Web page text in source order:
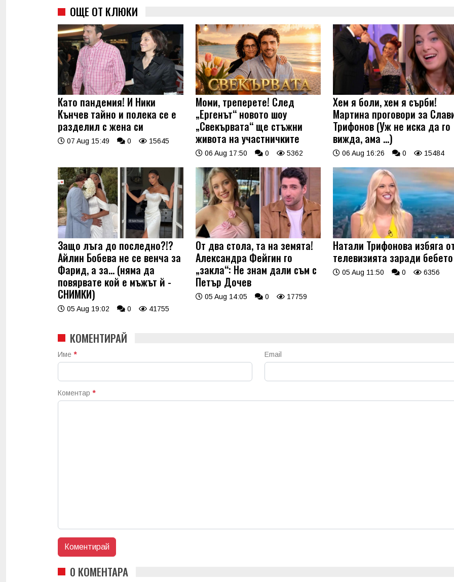
ОЩЕ ОТ КЛЮКИ
Като пандемия! И Ники
Кънчев тайно и полека се е
разделил с жена си
07 Aug 15:49 0 15645
Моми, треперете! След
„Ергенът“ новото шоу
„Свекървата“ ще стъжни
живота на участничките
06 Aug 17:50 0 5362
Хем я боли, хем я сърби!
Мартина проговори за
Трифонов (Уж не иска да го
вижда, ама …)
06 Aug 16:26 0 15484
Защо лъга до последно?!?
Айлин Бобева не се венча за
Фарид, а за... (няма да
повярвате кой е мъжът й -
СНИМКИ)
05 Aug 19:02 0 41755
От два стола, та на земята!
Александра Фейгин го
„закла“: Не знам дали съм с
Петър Дочев
05 Aug 14:05 0 17759
Натали Трифонова избяга
телевизията заради бебето
05 Aug 11:50 0 6356
КОМЕНТИРАЙ
Име * Email
Коментар *
0 КОМЕНТАРА